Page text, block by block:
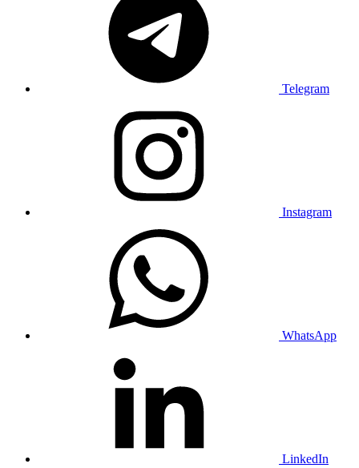
Telegram
Instagram
WhatsApp
LinkedIn